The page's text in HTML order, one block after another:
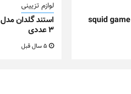
آویز تزیینی طرح سریال squid game
لوازم تزیینی
۳ عددی